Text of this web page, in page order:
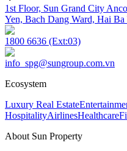
1st Floor, Sun Grand City
Yen, Bach Dang Ward, Hai
1800 6636 (Ext:03)
info_spg@sungroup.com.vn
Ecosystem
Luxury Real Estate
HospitalityAirlinesHealthcare
About Sun Property